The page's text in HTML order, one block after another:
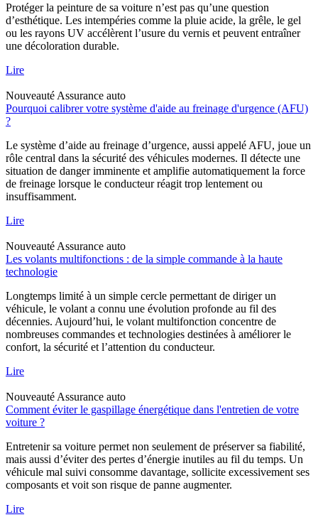
Protéger la peinture de sa voiture n’est pas qu’une question
d’esthétique. Les intempéries comme la pluie acide, la grêle, le gel
ou les rayons UV accélèrent l’usure du vernis et peuvent entraîner
une décoloration durable.
Lire
Nouveauté Assurance auto
Pourquoi calibrer votre système d'aide au freinage d'urgence (AFU)
?
Le système d’aide au freinage d’urgence, aussi appelé AFU, joue un
rôle central dans la sécurité des véhicules modernes. Il détecte une
situation de danger imminente et amplifie automatiquement la force
de freinage lorsque le conducteur réagit trop lentement ou
insuffisamment.
Lire
Nouveauté Assurance auto
Les volants multifonctions : de la simple commande à la haute
technologie
Longtemps limité à un simple cercle permettant de diriger un
véhicule, le volant a connu une évolution profonde au fil des
décennies. Aujourd’hui, le volant multifonction concentre de
nombreuses commandes et technologies destinées à améliorer le
confort, la sécurité et l’attention du conducteur.
Lire
Nouveauté Assurance auto
Comment éviter le gaspillage énergétique dans l'entretien de votre
voiture ?
Entretenir sa voiture permet non seulement de préserver sa fiabilité,
mais aussi d’éviter des pertes d’énergie inutiles au fil du temps. Un
véhicule mal suivi consomme davantage, sollicite excessivement ses
composants et voit son risque de panne augmenter.
Lire